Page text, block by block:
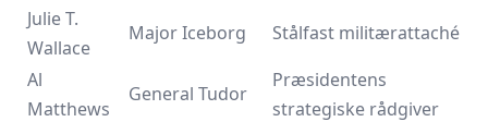
Julie T.
Wallace
Major Iceborg
Stålfast militærattaché
Al
Matthews
General Tudor
Præsidentens
strategiske rådgiver